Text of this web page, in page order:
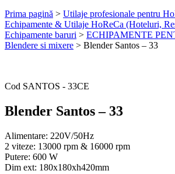
Prima pagină > Utilaje profesionale pentru
Echipamente & Utilaje HoReCa (Hoteluri,
Echipamente baruri > ECHIPAMENTE
Blendere si mixere > Blender Santos – 33
Cod SANTOS - 33CE
Blender Santos – 33
Alimentare: 220V/50Hz
2 viteze: 13000 rpm & 16000 rpm
Putere: 600 W
Dim ext: 180x180xh420mm